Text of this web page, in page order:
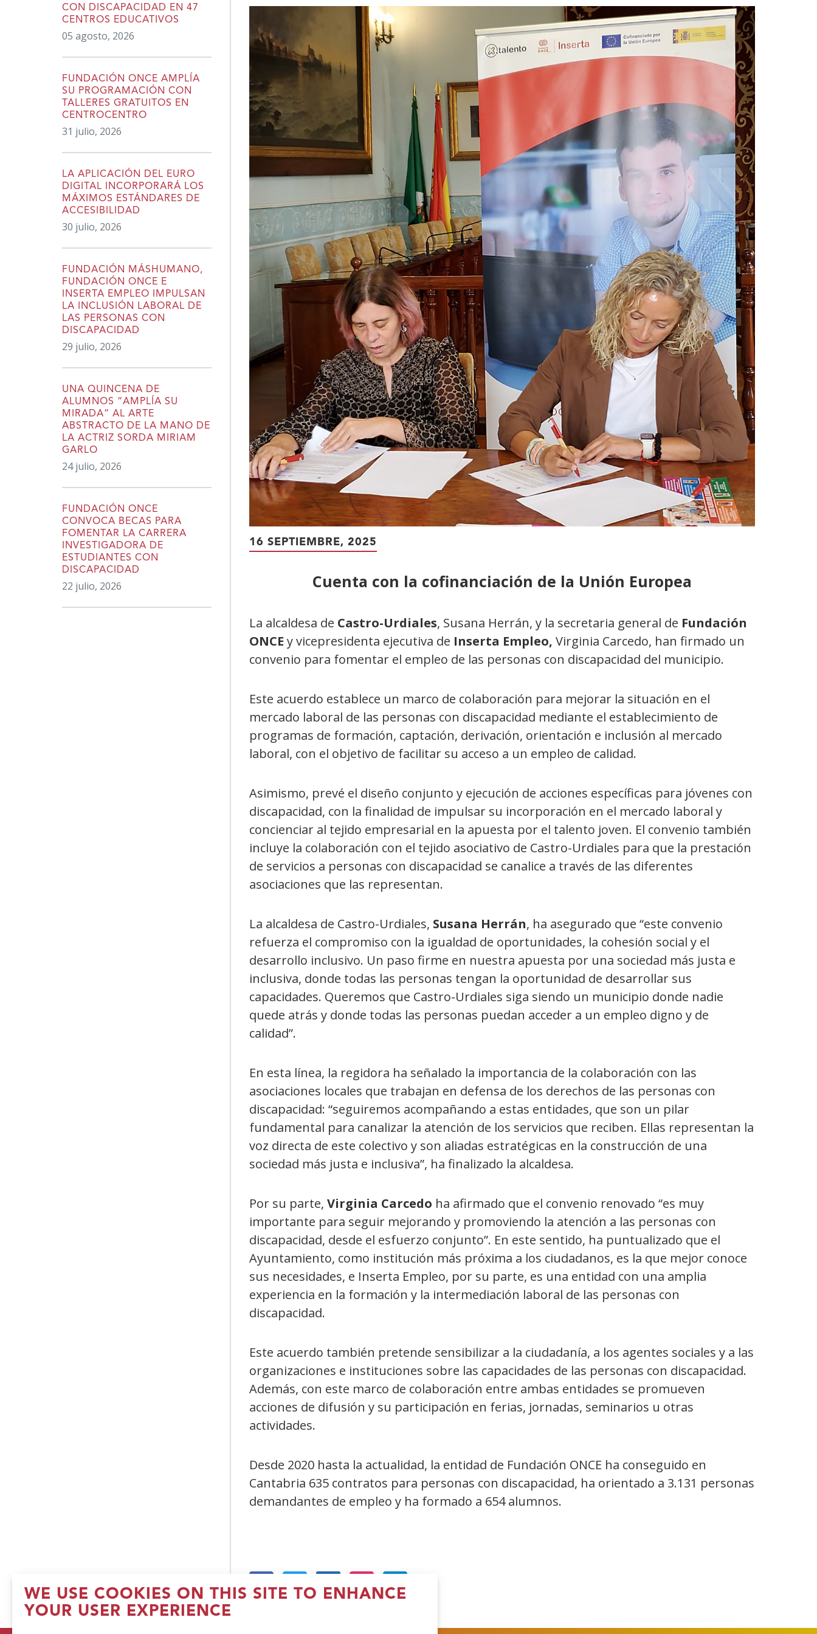
WE USE COOKIES ON THIS SITE TO ENHANCE
YOUR USER EXPERIENCE
16 SEPTIEMBRE, 2025
Cuenta con la cofinanciación de la Unión Europea
La alcaldesa de Castro-Urdiales, Susana Herrán, y la secretaria general de Fundación
ONCE y vicepresidenta ejecutiva de Inserta Empleo, Virginia Carcedo, han firmado un
convenio para fomentar el empleo de las personas con discapacidad del municipio.
Este acuerdo establece un marco de colaboración para mejorar la situación en el
mercado laboral de las personas con discapacidad mediante el establecimiento de
programas de formación, captación, derivación, orientación e inclusión al mercado
laboral, con el objetivo de facilitar su acceso a un empleo de calidad.
Asimismo, prevé el diseño conjunto y ejecución de acciones específicas para jóvenes con
discapacidad, con la finalidad de impulsar su incorporación en el mercado laboral y
concienciar al tejido empresarial en la apuesta por el talento joven. El convenio también
incluye la colaboración con el tejido asociativo de Castro-Urdiales para que la prestación
de servicios a personas con discapacidad se canalice a través de las diferentes
asociaciones que las representan.
La alcaldesa de Castro-Urdiales, Susana Herrán, ha asegurado que “este convenio
refuerza el compromiso con la igualdad de oportunidades, la cohesión social y el
desarrollo inclusivo. Un paso firme en nuestra apuesta por una sociedad más justa e
inclusiva, donde todas las personas tengan la oportunidad de desarrollar sus
capacidades. Queremos que Castro-Urdiales siga siendo un municipio donde nadie
quede atrás y donde todas las personas puedan acceder a un empleo digno y de
calidad”.
En esta línea, la regidora ha señalado la importancia de la colaboración con las
asociaciones locales que trabajan en defensa de los derechos de las personas con
discapacidad: “seguiremos acompañando a estas entidades, que son un pilar
fundamental para canalizar la atención de los servicios que reciben. Ellas representan la
voz directa de este colectivo y son aliadas estratégicas en la construcción de una
sociedad más justa e inclusiva”, ha finalizado la alcaldesa.
Por su parte, Virginia Carcedo ha afirmado que el convenio renovado “es muy
importante para seguir mejorando y promoviendo la atención a las personas con
discapacidad, desde el esfuerzo conjunto”. En este sentido, ha puntualizado que el
Ayuntamiento, como institución más próxima a los ciudadanos, es la que mejor conoce
sus necesidades, e Inserta Empleo, por su parte, es una entidad con una amplia
experiencia en la formación y la intermediación laboral de las personas con
discapacidad.
Este acuerdo también pretende sensibilizar a la ciudadanía, a los agentes sociales y a las
organizaciones e instituciones sobre las capacidades de las personas con discapacidad.
Además, con este marco de colaboración entre ambas entidades se promueven
acciones de difusión y su participación en ferias, jornadas, seminarios u otras
actividades.
Desde 2020 hasta la actualidad, la entidad de Fundación ONCE ha conseguido en
Cantabria 635 contratos para personas con discapacidad, ha orientado a 3.131 personas
demandantes de empleo y ha formado a 654 alumnos.
(Open (Open(Open(Open
CON DISCAPACIDAD EN 47
CENTROS EDUCATIVOS
05 agosto, 2026
FUNDACIÓN ONCE AMPLÍA
SU PROGRAMACIÓN CON
TALLERES GRATUITOS EN
CENTROCENTRO
31 julio, 2026
LA APLICACIÓN DEL EURO
DIGITAL INCORPORARÁ LOS
MÁXIMOS ESTÁNDARES DE
ACCESIBILIDAD
30 julio, 2026
FUNDACIÓN MÁSHUMANO,
FUNDACIÓN ONCE E
INSERTA EMPLEO IMPULSAN
LA INCLUSIÓN LABORAL DE
LAS PERSONAS CON
DISCAPACIDAD
29 julio, 2026
UNA QUINCENA DE
ALUMNOS “AMPLÍA SU
MIRADA” AL ARTE
ABSTRACTO DE LA MANO DE
LA ACTRIZ SORDA MIRIAM
GARLO
24 julio, 2026
FUNDACIÓN ONCE
CONVOCA BECAS PARA
FOMENTAR LA CARRERA
INVESTIGADORA DE
ESTUDIANTES CON
DISCAPACIDAD
22 julio, 2026